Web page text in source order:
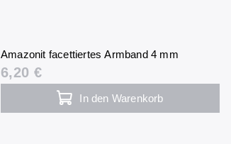
Amazonit facettiertes Armband 4 mm
6,20 €
In den Warenkorb